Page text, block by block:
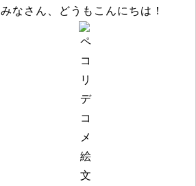
みなさん、どうもこんにちは！